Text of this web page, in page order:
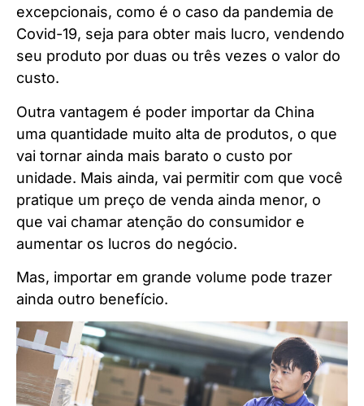
excepcionais, como é o caso da pandemia de
Covid-19, seja para obter mais lucro, vendendo
seu produto por duas ou três vezes o valor do
custo.
Outra vantagem é poder importar da China
uma quantidade muito alta de produtos, o que
vai tornar ainda mais barato o custo por
unidade. Mais ainda, vai permitir com que você
pratique um preço de venda ainda menor, o
que vai chamar atenção do consumidor e
aumentar os lucros do negócio.
Mas, importar em grande volume pode trazer
ainda outro benefício.